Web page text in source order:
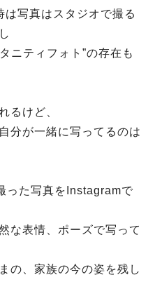
写真はスタジオで撮る
ニティフォト”の存在も
るけど、
分が一緒に写ってるのは
った写真をInstagramで
な表情、ポーズで写って
の、家族の今の姿を残し